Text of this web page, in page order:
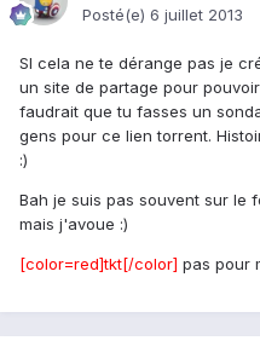
Posté(e) 6 juillet 2013
SI cela ne te dérange pas je
un site de partage pour
faudrait que tu fasses un
gens pour ce lien torrent.
:)
Bah je suis pas souvent sur le
mais j'avoue :)
[color=red]tkt[/color] pas pour